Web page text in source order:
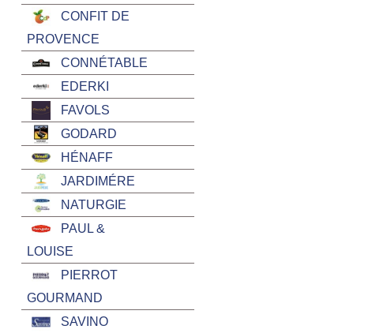
CONFIT DE
PROVENCE
CONNÉTABLE
EDERKI
FAVOLS
GODARD
HÉNAFF
JARDIMÉRE
NATURGIE
PAUL &
LOUISE
PIERROT
GOURMAND
SAVINO